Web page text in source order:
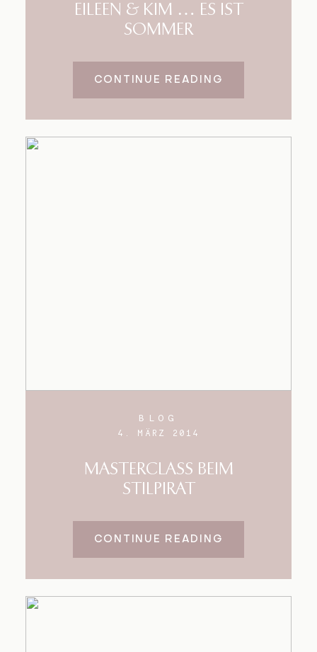
EILEEN & KIM … ES IST
SOMMER
CONTINUE READING
BLOG
4. MÄRZ 2014
MASTERCLASS BEIM
STILPIRAT
CONTINUE READING